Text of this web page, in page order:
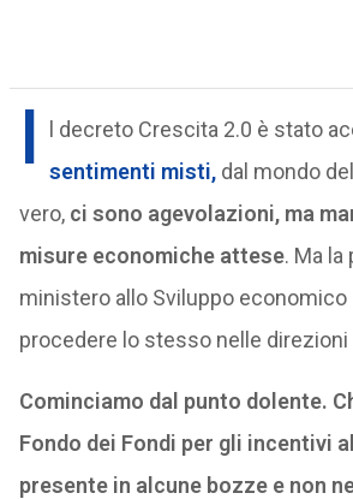
I
l decreto Crescita 2.0 è stato
sentimenti misti, dal mondo
vero, ci sono agevolazioni, ma
misure economiche attese. Ma la
ministero allo Sviluppo economico
procedere lo stesso nelle
Cominciamo dal punto dolente.
Fondo dei Fondi per gli incentivi
presente in alcune bozze e non